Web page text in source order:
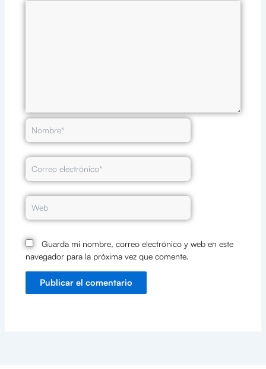
Nombre*
Correo
electrónico*
Web
Guarda mi nombre, correo electrónico y web en este
navegador para la próxima vez que comente.